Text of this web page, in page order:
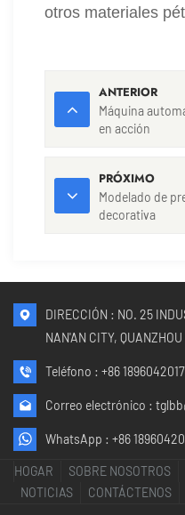
otros materiales
ANTERIOR
Máquina
en acción
PRÓXIMO
Modelado de
decorativa
DIRECCIÓN : NO. 25
NAN'AN CITY,
Teléfono : +86
Correo electrónico :
WhatsApp : +86
HOGAR SOBRE NOSOTROS
NOTICIAS
CONTÁCTENOS